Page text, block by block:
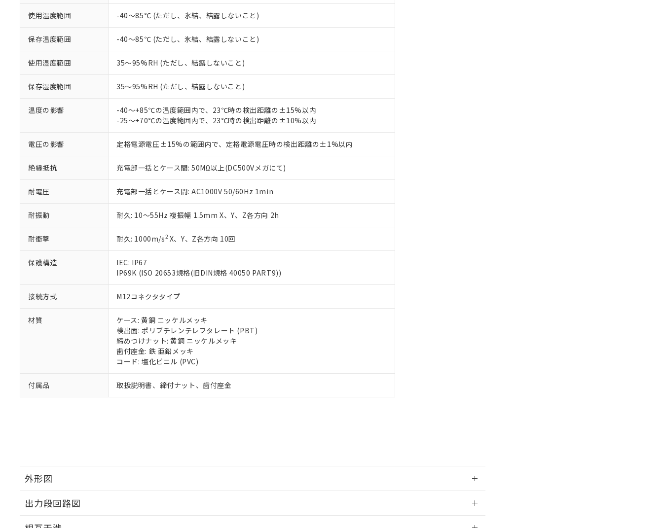
使用温度範囲 -40～85℃ (ただし、氷結、結露しないこと)
保存温度範囲 -40～85℃ (ただし、氷結、結露しないこと)
使用湿度範囲 35～95%RH (ただし、結露しないこと)
保存湿度範囲 35～95%RH (ただし、結露しないこと)
温度の影響
-40～+85℃の温度範囲内で、23℃時の検出距離の±15%以内
-25～+70℃の温度範囲内で、23℃時の検出距離の±10%以内
電圧の影響 定格電源電圧±15%の範囲内で、定格電源電圧時の検出距離の±1%以内
絶縁抵抗 充電部一括とケース間: 50MΩ以上(DC500Vメガにて)
耐電圧 充電部一括とケース間: AC1000V 50/60Hz 1min
耐振動 耐久: 10～55Hz 複振幅 1.5mm X、Y、Z各方向 2h
耐衝撃 耐久: 1000m/s2X、Y、Z各方向 10回
保護構造
IEC: IP67
IP69K (ISO 20653規格(旧DIN規格 40050 PART9))
接続方式 M12コネクタタイプ
材質
ケース: 黄銅 ニッケルメッキ
検出面: ポリブチレンテレフタレート (PBT)
締めつけナット: 黄銅 ニッケルメッキ
歯付座金: 鉄 亜鉛メッキ
コード: 塩化ビニル (PVC)
付属品 取扱説明書、締付ナット、歯付座金
外形図
出力段回路図
正式な納期状況および標準価格はお客様のお取引先、またはお客様担当のオムロン制御機器販売店・
当社販売員にご相談ください。
オムロン制御機器販売店や当社販売拠点は「販売ネットワーク
」をご確認ください。
在庫状況および標準価格結果を当社の事前の承諾なく第三者に漏洩または開示しないようお願いしま
マイパーツ機能（部品リスト作成サービス）をご利用いただくには、I-Webメンバーズにご登録され
ている必要があります。
お客様が当ウェブサイト上で当社にご登録された部品リストについて、当社および当社の共同利用者
が、当社の製品・サービスに関するお客様との取引・商談に必要な範囲で利用することをご了承くだ
さい。
※当社の共同利用者とは、"個人情報の共同利用に関して"
いる法人を指します。
※2 対応予定月
部品在庫の切り替え状況などにより、予定月が前後することがあります。
下記の非含有証明書をダウンロードすることができます。
EU RoHS指令（10物質）の非含有証明書
51物質の非含有証明書（当社基準）
※本証明書は発行日時点で非含有を証明するもので、過去に遡って非含有を証明するものではありません。
混在することから備考欄に対応日を記載しておりました。
既に当社にて対応品への在庫切替を完了していることから、特段のことがない限り、2022年1月12日よ
り割愛しております。
※2 環境保護使用期限
「ｅ」：有害物質（10物質）のすべてが基準値以下であることを示します。
「10」：通常の使用状況下において有害物質が外部に漏えいし、環境に深刻な影響を及ぼさない年数を意
「－」：未確認です。当社販売部門へお問い合わせください。
置等に一切使用いたしません。
当社は、貴社製品を第三者に販売する場合は、上記1、2および3の内容を当該第三者に通知します。
また当社は、販売先および販売に係わる関係者が違法に輸出するおそれがある場合は、取り引きをい
たしません。
△ 一定数には満たないが在庫あり
－
在庫なし(最新の在庫状況については、お客様のお取引先、またはお客様担当のオムロン制御
機器販売店・当社販売員にご確認ください)
空
白
受注生産機種、また在庫状況の情報を公開していない機種